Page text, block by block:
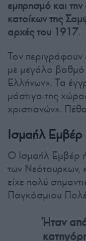
εμπρησμό και
κατοίκων της
αρχές του 1917.
Τον περιγράφουν
με μεγάλο βαθμό
Ελλήνων». Τα
μάστιγα της
χριστιανών».
Ισμαήλ Εμβέρ
Ο Ισμαήλ Εμβέρ
των Νεότουρκων,
είχε πολύ
Παγκόσμιου
Ήταν